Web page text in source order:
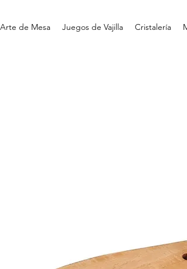
Arte de Mesa Juegos de Vajilla Cristalería